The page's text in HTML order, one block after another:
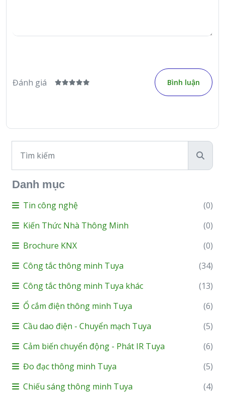
Đánh giá Bình luận
Danh mục
Tin công nghệ
(0)
Kiến Thức Nhà Thông Minh
(0)
Brochure KNX
(0)
Công tắc thông minh Tuya
(34)
Công tắc thông minh Tuya khác
(13)
Ổ cắm điện thông minh Tuya
(6)
Cầu dao điện - Chuyển mạch Tuya
(5)
Cảm biến chuyển động - Phát IR Tuya
(6)
Đo đạc thông minh Tuya
(5)
Chiếu sáng thông minh Tuya
(4)